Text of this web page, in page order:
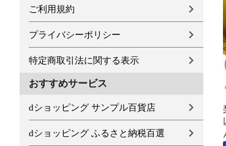
ご利用規約
プライバシーポリシー
特定商取引法に関する表示
おすすめサービス
dショッピング サンプル百貨店
dショッピング ふるさと納税百選